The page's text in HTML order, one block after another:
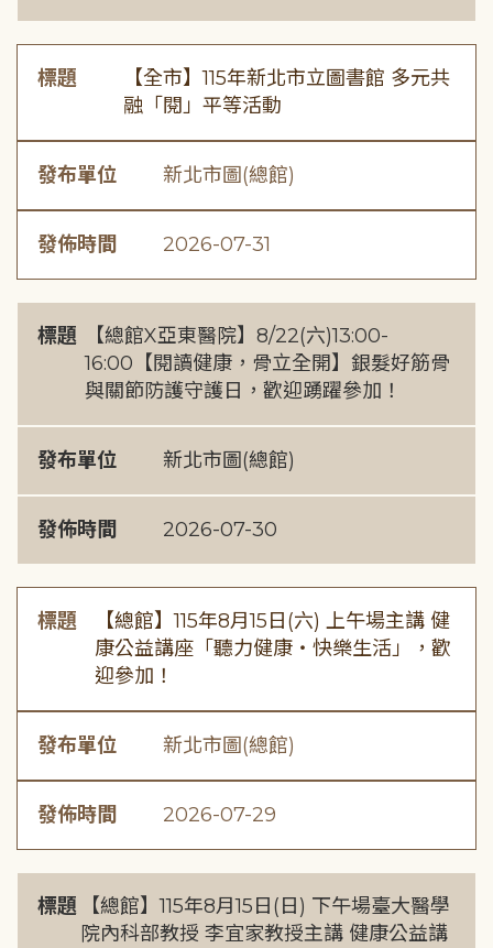
標題
【全市】115年新北市立圖書館 多元共
融「閱」平等活動
發布單位 新北市圖(總館)
發佈時間 2026-07-31
標題
【總館X亞東醫院】8/22(六)13:00-
16:00【閱讀健康，骨立全開】銀髮好筋骨
與關節防護守護日，歡迎踴躍參加！
發布單位 新北市圖(總館)
發佈時間 2026-07-30
標題
【總館】115年8月15日(六) 上午場主講 健
康公益講座「聽力健康・快樂生活」，歡
迎參加！
發布單位 新北市圖(總館)
發佈時間 2026-07-29
標題
【總館】115年8月15日(日) 下午場臺大醫學
院內科部教授 李宜家教授主講 健康公益講